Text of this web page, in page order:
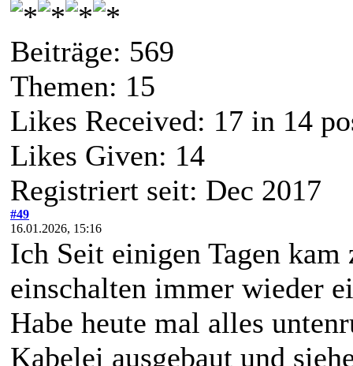
Beiträge: 569
Themen: 15
Likes Received: 17 in 14
Likes Given: 14
Registriert seit: Dec 2017
#49
16.01.2026, 15:16
Ich Seit einigen Tagen
einschalten immer wieder
Habe heute mal alles
Kabelei ausgebaut und